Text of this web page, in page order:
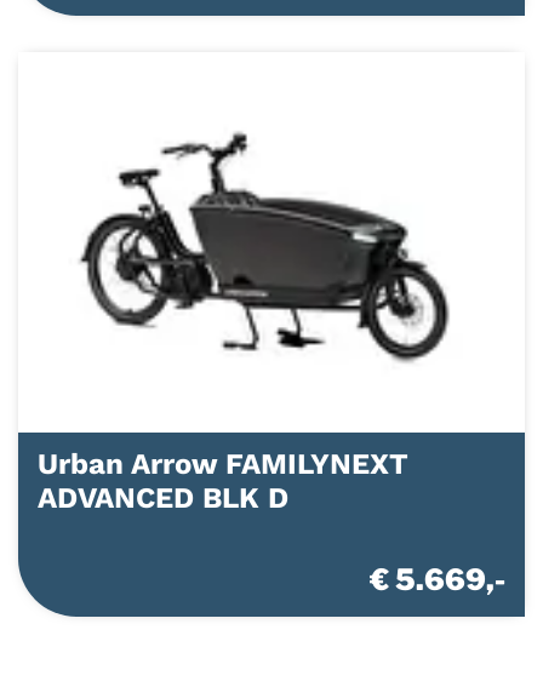
Urban Arrow FAMILYNEXT
ADVANCED BLK D
€ 5.669,-